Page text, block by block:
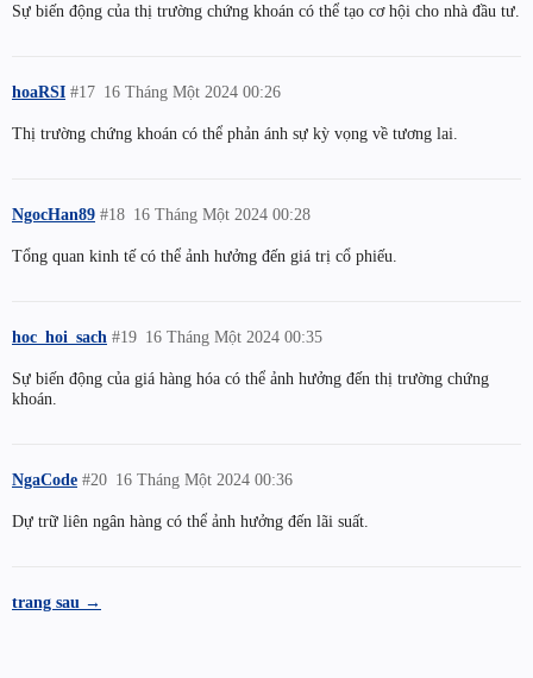
Sự biến động của thị trường chứng khoán có thể tạo cơ hội cho nhà đầu tư.
hoaRSI 16 Tháng Một 2024 00:26
#17
Thị trường chứng khoán có thể phản ánh sự kỳ vọng về tương lai.
NgocHan89 16 Tháng Một 2024 00:28
#18
Tổng quan kinh tế có thể ảnh hưởng đến giá trị cổ phiếu.
hoc_hoi_sach 16 Tháng Một 2024 00:35
#19
Sự biến động của giá hàng hóa có thể ảnh hưởng đến thị trường chứng
khoán.
NgaCode 16 Tháng Một 2024 00:36
#20
Dự trữ liên ngân hàng có thể ảnh hưởng đến lãi suất.
trang sau →